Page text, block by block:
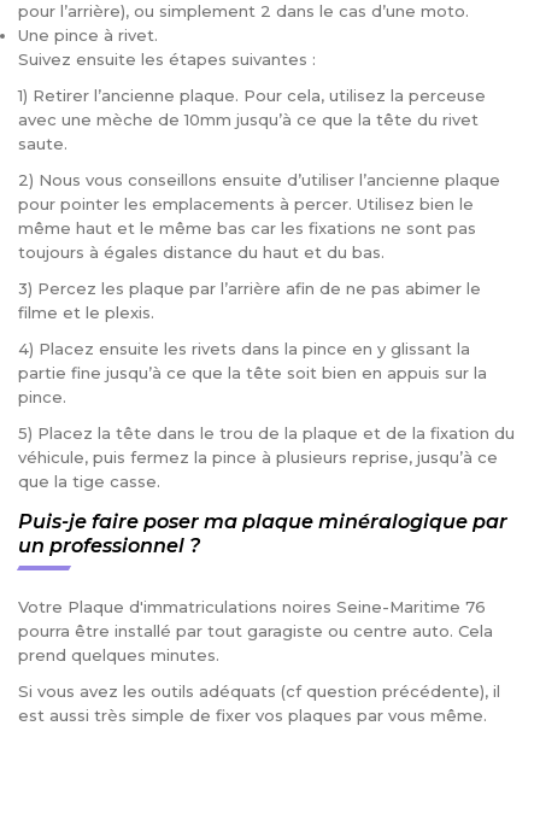
pour l’arrière), ou simplement 2 dans le cas d’une moto.
Une pince à rivet.
Suivez ensuite les étapes suivantes :
1) Retirer l’ancienne plaque. Pour cela, utilisez la perceuse
avec une mèche de 10mm jusqu’à ce que la tête du rivet
saute.
2) Nous vous conseillons ensuite d’utiliser l’ancienne plaque
pour pointer les emplacements à percer. Utilisez bien le
même haut et le même bas car les fixations ne sont pas
toujours à égales distance du haut et du bas.
3) Percez les plaque par l’arrière afin de ne pas abimer le
filme et le plexis.
4) Placez ensuite les rivets dans la pince en y glissant la
partie fine jusqu’à ce que la tête soit bien en appuis sur la
pince.
5) Placez la tête dans le trou de la plaque et de la fixation du
véhicule, puis fermez la pince à plusieurs reprise, jusqu’à ce
que la tige casse.
Puis-je faire poser ma plaque minéralogique par
un professionnel ?
Votre Plaque d'immatriculations noires Seine-Maritime 76
pourra être installé par tout garagiste ou centre auto. Cela
prend quelques minutes.
Si vous avez les outils adéquats (cf question précédente), il
est aussi très simple de fixer vos plaques par vous même.